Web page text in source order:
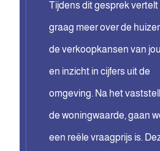
Tijdens dit gesprek vertelt
graag meer over de
de verkoopkansen van
en inzicht in cijfers uit de
omgeving. Na het
de woningwaarde, gaan
een reële vraagprijs is.